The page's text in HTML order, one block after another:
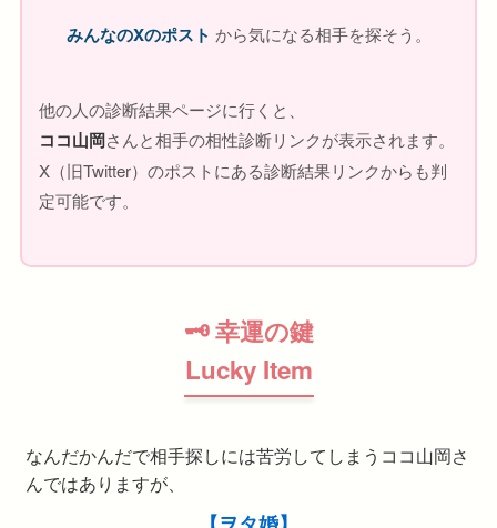
みんなのXのポスト から気になる相手を探そう。
他の人の診断結果ページに行くと、
ココ山岡さんと相手の相性診断リンクが表示されます。
X（旧Twitter）のポストにある診断結果リンクからも判
定可能です。
🗝 幸運の鍵
Lucky Item
なんだかんだで相手探しには苦労してしまうココ山岡さ
んではありますが、